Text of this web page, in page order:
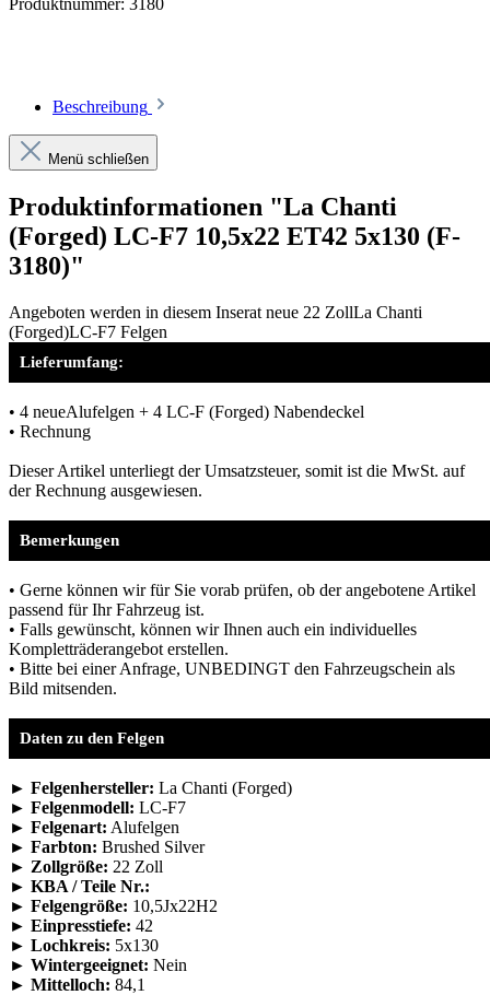
Beschreibung
Menü schließen
Produktinformationen "La Chanti
(Forged) LC-F7 10,5x22 ET42 5x130 (F-
3180)"
Angeboten werden in diesem Inserat neue 22 ZollLa Chanti
(Forged)LC-F7 Felgen
Lieferumfang:
• 4 neueAlufelgen + 4 LC-F (Forged) Nabendeckel
• Rechnung
Dieser Artikel unterliegt der Umsatzsteuer, somit ist die MwSt. auf
der Rechnung ausgewiesen.
Bemerkungen
• Gerne können wir für Sie vorab prüfen, ob der angebotene Artikel
passend für Ihr Fahrzeug ist.
• Falls gewünscht, können wir Ihnen auch ein individuelles
Kompletträderangebot erstellen.
• Bitte bei einer Anfrage, UNBEDINGT den Fahrzeugschein als
Bild mitsenden.
Daten zu den Felgen
► Felgenhersteller: La Chanti (Forged)
► Felgenmodell: LC-F7
► Felgenart: Alufelgen
► Farbton: Brushed Silver
► Zollgröße: 22 Zoll
► KBA / Teile Nr.:
► Felgengröße: 10,5Jx22H2
► Einpresstiefe: 42
► Lochkreis: 5x130
► Wintergeeignet: Nein
► Mittelloch: 84,1